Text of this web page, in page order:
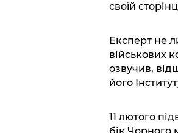
своїй
Експерт не
військових
озвучив,
його
11 лютого